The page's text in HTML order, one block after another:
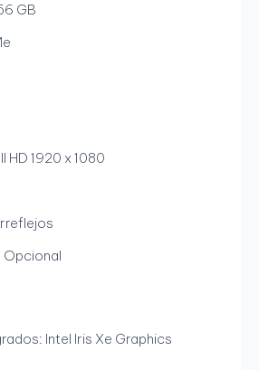
GB
HD 1920 x 1080
Opcional
Intel Iris Xe Graphics